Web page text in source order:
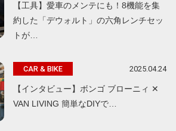
【工具】愛車のメンテにも！8機能を集
約した「デウォルト」の六角レンチセッ
トが…
CAR & BIKE 2025.04.24
【インタビュー】ボンゴ ブローニィ ✕
VAN LIVING 簡単なDIYで…